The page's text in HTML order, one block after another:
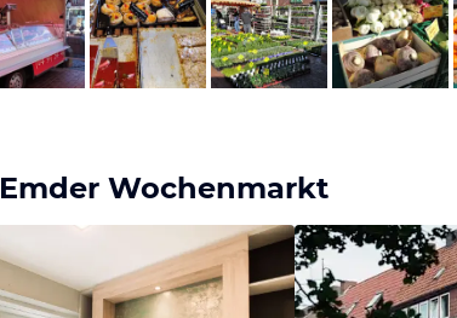
Wochenmarkt